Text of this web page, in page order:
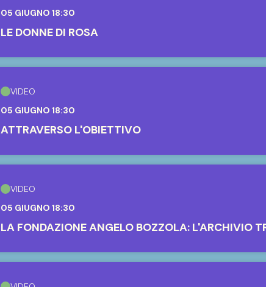
05 GIUGNO 18:30
LE DONNE DI ROSA
VIDEO
05 GIUGNO 18:30
ATTRAVERSO L'OBIETTIVO
VIDEO
05 GIUGNO 18:30
LA FONDAZIONE ANGELO BOZZOLA: L'ARCHIVIO